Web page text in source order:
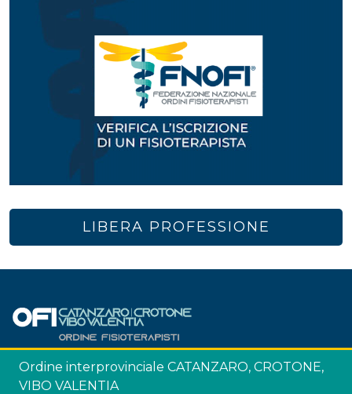
LIBERA PROFESSIONE
Ordine interprovinciale CATANZARO, CROTONE,
VIBO VALENTIA